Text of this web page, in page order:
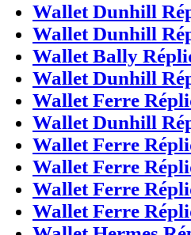
Wallet Dunhill
Wallet Dunhill
Wallet Bally
Wallet Dunhill
Wallet Ferre
Wallet Dunhill
Wallet Ferre
Wallet Ferre
Wallet Ferre
Wallet Ferre